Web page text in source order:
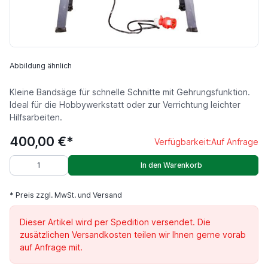
Abbildung ähnlich
Kleine Bandsäge für schnelle Schnitte mit Gehrungsfunktion.
Ideal für die Hobbywerkstatt oder zur Verrichtung leichter
Hilfsarbeiten.
400,00 €* Verfügbarkeit:Auf Anfrage
In den Warenkorb
* Preis zzgl. MwSt. und Versand
Dieser Artikel wird per Spedition versendet. Die
zusätzlichen Versandkosten teilen wir Ihnen gerne vorab
auf Anfrage mit.